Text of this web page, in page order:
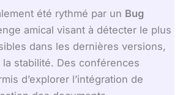
été rythmé par un Bug
amical visant à détecter le plus
dans les dernières versions,
la stabilité. Des conférences
d’explorer l’intégration de